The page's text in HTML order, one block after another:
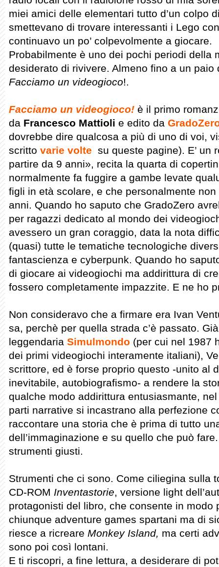
miei amici delle elementari tutto d’un colpo
smettevano di trovare interessanti i Lego
continuavo un po’ colpevolmente a giocare.
Probabilmente è uno dei pochi periodi della
desiderato di rivivere. Almeno fino a un
Facciamo un videogioco!.
Facciamo un videogioco! è il primo
da Francesco Mattioli e edito da
dovrebbe dire qualcosa a più di uno di voi,
scritto varie volte su queste pagine). E’ un
partire da 9 anni», recita la quarta di
normalmente fa fuggire a gambe levate
figli in età scolare, e che personalmente
anni. Quando ho saputo che GradoZero
per ragazzi dedicato al mondo dei
avessero un gran coraggio, data la nota
(quasi) tutte le tematiche tecnologiche
fantascienza e cyberpunk. Quando ho
di giocare ai videogiochi ma addirittura di
fossero completamente impazzite. E ne ho
Non consideravo che a firmare era Ivan
sa, perchè per quella strada c’è passato.
leggendaria Simulmondo (per cui nel 1987
dei primi videogiochi interamente italiani),
scrittore, ed è forse proprio questo -unito al
inevitabile, autobiografismo- a rendere la
qualche modo addirittura entusiasmante,
parti narrative si incastrano alla perfezione
raccontare una storia che è prima di tutto
dell’immaginazione e su quello che può
strumenti giusti.
Strumenti che ci sono. Come ciliegina sulla
CD-ROM Inventastorie, versione light
protagonisti del libro, che consente in modo
chiunque adventure games spartani ma di
riesce a ricreare Monkey Island, ma certi
sono poi così lontani.
E ti riscopri, a fine lettura, a desiderare di